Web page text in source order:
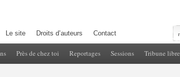
Le site Droits d’auteurs Contact
Près de chez toi Reportages Sessions Tribune libre